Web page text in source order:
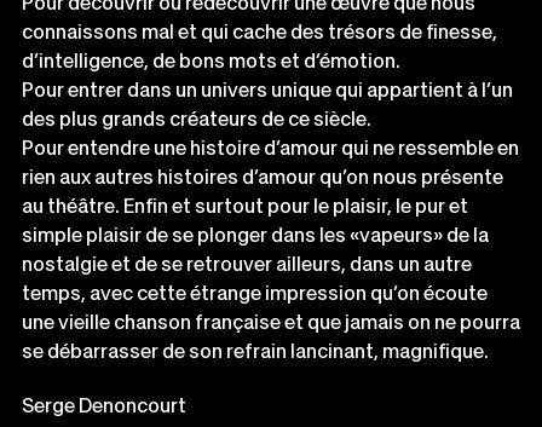
connaissons mal et qui cache des trésors de finesse,
d’intelligence, de bons mots et d’émotion.
Pour entrer dans un univers unique qui appartient à l’un
des plus grands créateurs de ce siècle.
Pour entendre une histoire d’amour qui ne ressemble en
rien aux autres histoires d’amour qu’on nous présente
au théâtre. Enfin et surtout pour le plaisir, le pur et
simple plaisir de se plonger dans les «vapeurs» de la
nostalgie et de se retrouver ailleurs, dans un autre
temps, avec cette étrange impression qu’on écoute
une vieille chanson française et que jamais on ne pourra
se débarrasser de son refrain lancinant, magnifique.
Serge Denoncourt